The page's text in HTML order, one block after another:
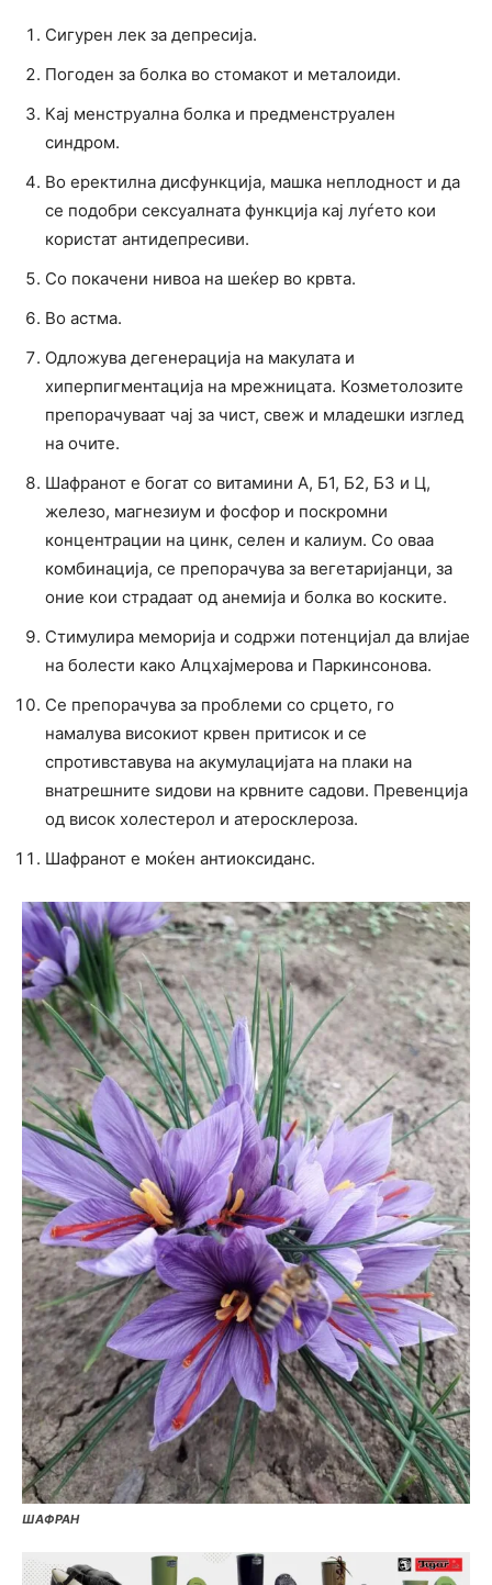
Сигурен лек за депресија.
Погоден за болка во стомакот и металоиди.
Кај менструална болка и предменструален
синдром.
Во еректилна дисфункција, машка неплодност и да
се подобри сексуалната функција кај луѓето кои
користат антидепресиви.
Со покачени нивоа на шеќер во крвта.
Во астма.
Одложува дегенерација на макулата и
хиперпигментација на мрежницата. Козметолозите
препорачуваат чај за чист, свеж и младешки изглед
на очите.
Шафранот е богат со витамини А, Б1, Б2, Б3 и Ц,
железо, магнезиум и фосфор и поскромни
концентрации на цинк, селен и калиум. Со оваа
комбинација, се препорачува за вегетаријанци, за
оние кои страдаат од анемија и болка во коските.
Стимулира меморија и содржи потенцијал да влијае
на болести како Алцхајмерова и Паркинсонова.
Се препорачува за проблеми со срцето, го
намалува високиот крвен притисок и се
спротивставува на акумулацијата на плаки на
внатрешните sидови на крвните садови. Превенција
од висок холестерол и атеросклероза.
Шафранот е моќен антиоксиданс.
ШАФРАН